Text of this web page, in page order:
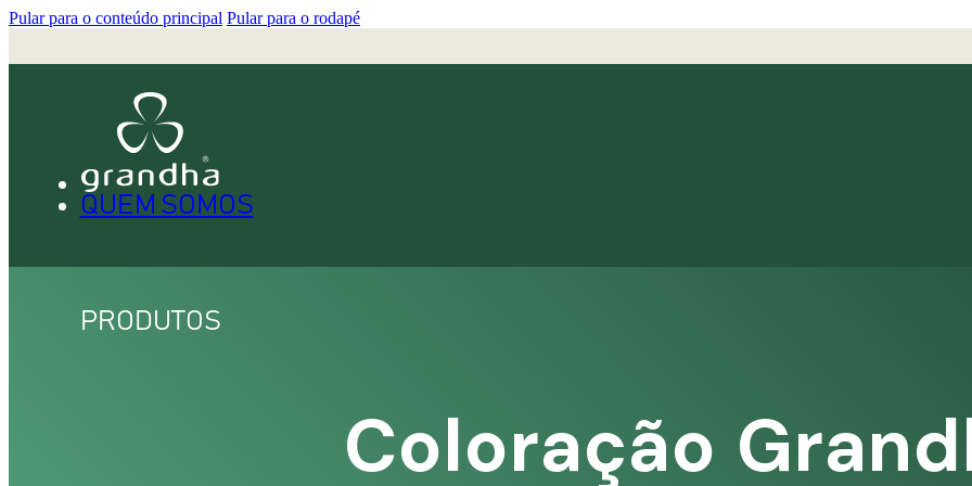
Pular para o conteúdo principal Pular para o rodapé
QUEM SOMOS
PRODUTOS
Coloração